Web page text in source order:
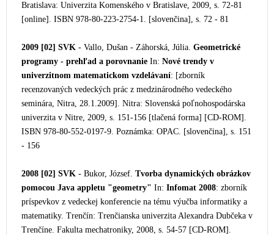
Bratislava: Univerzita Komenského v Bratislave, 2009, s. 72-81
[online]. ISBN 978-80-223-2754-1. [slovenčina], s. 72 - 81
2009 [02] SVK - Vallo, Dušan - Záhorská, Júlia. Geometrické
programy - prehľad a porovnanie In: Nové trendy v
univerzitnom matematickom vzdelávaní: [zborník
recenzovaných vedeckých prác z medzinárodného vedeckého
seminára, Nitra, 28.1.2009]. Nitra: Slovenská poľnohospodárska
univerzita v Nitre, 2009, s. 151-156 [tlačená forma] [CD-ROM].
ISBN 978-80-552-0197-9. Poznámka: OPAC. [slovenčina], s. 151
- 156
2008 [02] SVK - Bukor, József. Tvorba dynamických obrázkov
pomocou Java appletu "geometry" In: Infomat 2008: zborník
príspevkov z vedeckej konferencie na tému výučba informatiky a
matematiky. Trenčín: Trenčianska univerzita Alexandra Dubčeka v
Trenčíne. Fakulta mechatroniky, 2008, s. 54-57 [CD-ROM].